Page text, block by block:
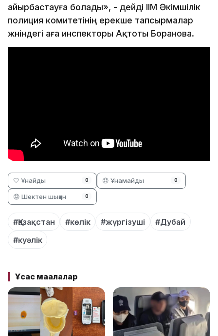
айырбастауға болады», - дейді ІІМ Әкімшілік
полиция комитетінің ерекше тапсырмалар
жөніндегі аға инспекторы Ақтоты Боранова.
🤍 Ұнайды 0 😞 Ұнамайды 0
😡 Шектен шыққан 0
#Қазақстан #көлік #жүргізуші
#Дубай
#куәлік
Ұқсас мақалалар